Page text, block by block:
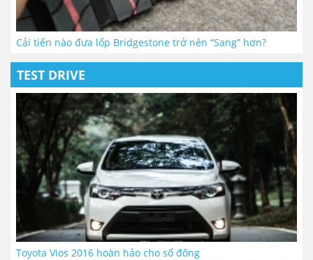
Cải tiến nào đưa lốp Bridgestone trở nên “Sang” hơn?
TEST DRIVE
Toyota Vios 2016 hoàn hảo cho số đông